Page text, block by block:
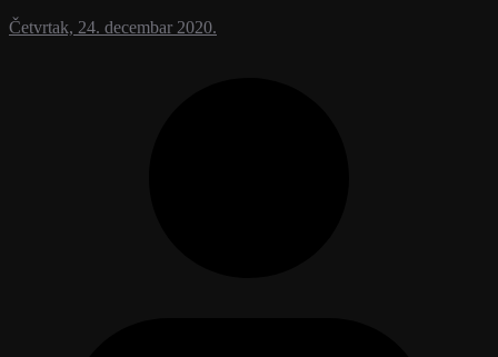
Četvrtak, 24. decembar 2020.